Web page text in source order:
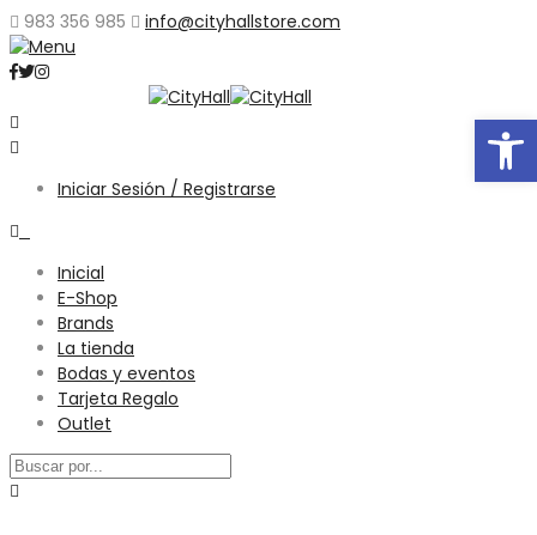
983 356 985 info@cityhallstore.com
Iniciar Sesión / Registrarse
Inicial
E-Shop
Brands
La tienda
Bodas y eventos
Tarjeta Regalo
Outlet